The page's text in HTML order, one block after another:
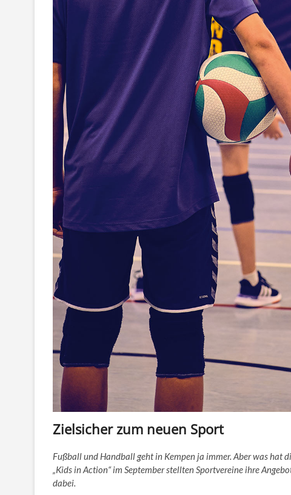
Zielsicher zum neuen Sport
Fußball und Handball geht in Kempen ja immer. Aber was hat
„Kids in Action“ im September stellten Sportvereine ihre
dabei.